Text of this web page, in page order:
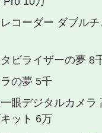
コーダー ダブル
ビライザーの夢 8
の夢 5千
眼デジタルカメラ
ット 6万